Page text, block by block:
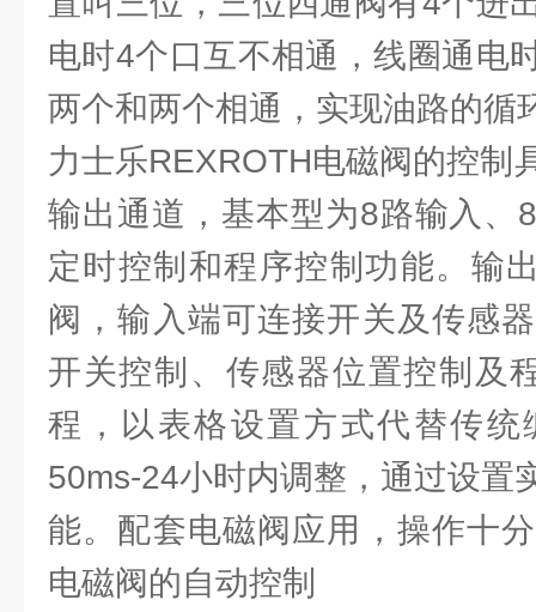
电时4个口互不相通，线圈通电
两个和两个相通，实现油路的循
力士乐REXROTH电磁阀的控制
输出通道，基本型为8路输入、
定时控制和程序控制功能。输
阀，输入端可连接开关及传感
开关控制、传感器位置控制及
程，以表格设置方式代替传统
50ms-24小时内调整，通过设置
能。配套电磁阀应用，操作十
电磁阀的自动控制